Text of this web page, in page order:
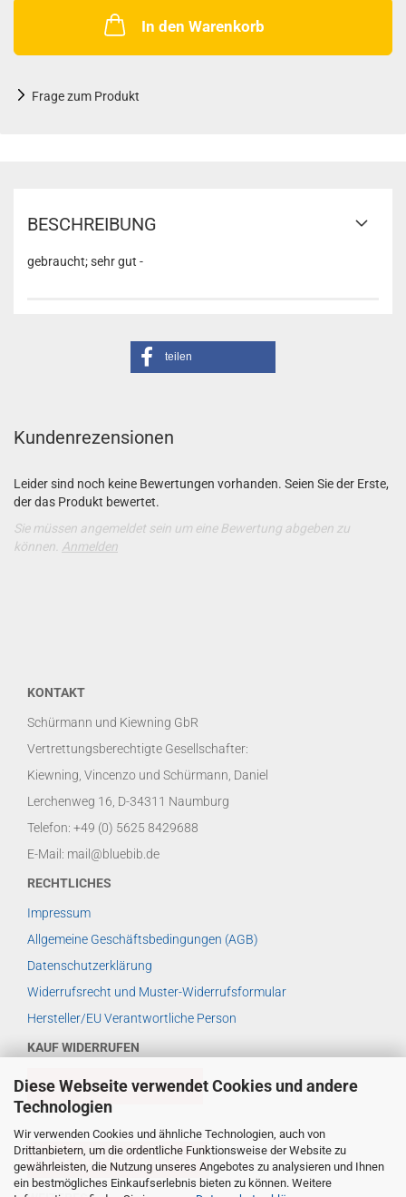
Diese Webseite verwendet Cookies und andere
Technologien
Wir verwenden Cookies und ähnliche Technologien, auch von
Drittanbietern, um die ordentliche Funktionsweise der Website zu
gewährleisten, die Nutzung unseres Angebotes zu analysieren und Ihnen
ein bestmögliches Einkaufserlebnis bieten zu können. Weitere
In den Warenkorb
Frage zum Produkt
BESCHREIBUNG
gebraucht; sehr gut -
teilen
Kundenrezensionen
Leider sind noch keine Bewertungen vorhanden. Seien Sie der Erste,
der das Produkt bewertet.
Sie müssen angemeldet sein um eine Bewertung abgeben zu
können. Anmelden
KONTAKT
Schürmann und Kiewning GbR
Vertrettungsberechtigte Gesellschafter:
Kiewning, Vincenzo und Schürmann, Daniel
Lerchenweg 16, D-34311 Naumburg
Telefon: +49 (0) 5625 8429688
E-Mail: mail@bluebib.de
RECHTLICHES
Impressum
Allgemeine Geschäftsbedingungen (AGB)
Datenschutzerklärung
Widerrufsrecht und Muster-Widerrufsformular
Hersteller/EU Verantwortliche Person
KAUF WIDERRUFEN
VERTRAG WIDERRUFEN
WIDERRUFSBELEHRUNG